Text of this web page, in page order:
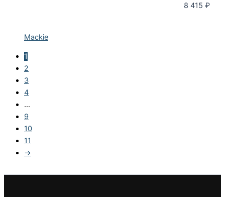
Mackie
8 415 ₽
1
2
3
4
…
9
10
11
→